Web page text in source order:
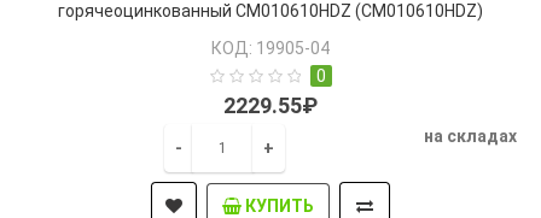
гoрячeoцинкoвaнный CМ010610HDZ (CM010610HDZ)
КОД: 19905-04
0
2229.55₽
- +
на складах
КУПИТЬ